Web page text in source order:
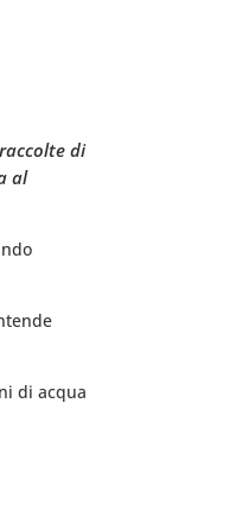
di
al
di acqua